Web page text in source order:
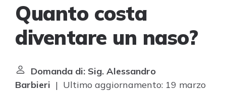
Quanto costa
diventare un naso?
Domanda di: Sig. Alessandro
Barbieri | Ultimo aggiornamento: 19 marzo